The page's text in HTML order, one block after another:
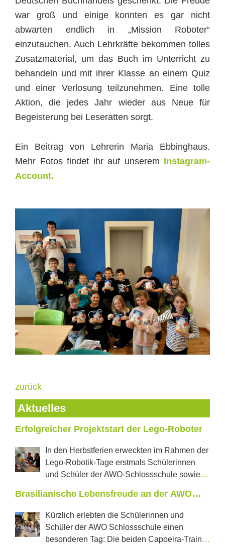
war groß und einige konnten es gar nicht
abwarten endlich in „Mission Roboter“
einzutauchen. Auch Lehrkräfte bekommen tolles
Zusatzmaterial, um das Buch im Unterricht zu
behandeln und mit ihrer Klasse an einem Quiz
und einer Verlosung teilzunehmen. Eine tolle
Aktion, die jedes Jahr wieder aus Neue für
Begeisterung bei Leseratten sorgt.
Ein Beitrag von Lehrerin Maria Ebbinghaus.
Mehr Fotos findet ihr auf unserem Instagram-
Account.
zurück
Aktuelles
Erfolgreicher Projektstart der Lego-Roboter
In den Herbstferien erweckten im Rahmen der
Lego-Robotik-Tage erstmals Schülerinnen
und Schüler der AWO-Schlossschule sowie
Roboter und selbstfahrende Autos zum Leben. In
jeweils zwei Projekttagen konnten die Jugendlichen
erproben, was in den vom Förderverein Castillo e.V.
mit einer Förderung der LEADER Aktionsgruppe
Brasilianische Lebensfreude an der AWO
Kürzlich erlebten die Schülerinnen und
Schüler der AWO Schlossschule einen
besonderen Tag: Die beiden Capoeira-Trainer